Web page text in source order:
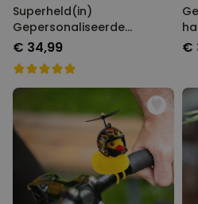
Superheld(in)
Gepersonaliseerde
Handdoek met Gezicht als
Comic
€ 34,99 €